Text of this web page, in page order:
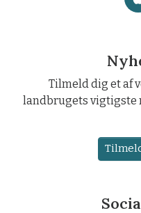
Tilmeld dig et af
landbrugets vigtigste